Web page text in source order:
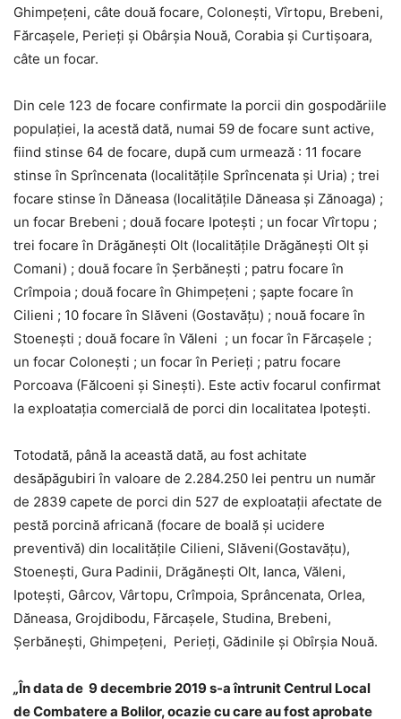
Ghimpețeni, câte două focare, Coloneşti, Vîrtopu, Brebeni,
Fărcașele, Perieți și Obârșia Nouă, Corabia și Curtișoara,
câte un focar.
Din cele 123 de focare confirmate la porcii din gospodăriile
populaţiei, la acestă dată, numai 59 de focare sunt active,
fiind stinse 64 de focare, după cum urmează : 11 focare
stinse în Sprîncenata (localităţile Sprîncenata şi Uria) ; trei
focare stinse în Dăneasa (localităţile Dăneasa şi Zănoaga) ;
un focar Brebeni ; două focare Ipoteşti ; un focar Vîrtopu ;
trei focare în Drăgăneşti Olt (localităţile Drăgăneşti Olt şi
Comani) ; două focare în Şerbăneşti ; patru focare în
Crîmpoia ; două focare în Ghimpeţeni ; șapte focare în
Cilieni ; 10 focare în Slăveni (Gostavăţu) ; nouă focare în
Stoeneşti ; două focare în Văleni ; un focar în Fărcaşele ;
un focar Coloneşti ; un focar în Perieţi ; patru focare
Porcoava (Fălcoeni şi Sineşti). Este activ focarul confirmat
la exploataţia comercială de porci din localitatea Ipoteşti.
Totodată, până la această dată, au fost achitate
desăpăgubiri în valoare de 2.284.250 lei pentru un număr
de 2839 capete de porci din 527 de exploataţii afectate de
pestă porcină africană (focare de boală şi ucidere
preventivă) din localităţile Cilieni, Slăveni(Gostavăţu),
Stoeneşti, Gura Padinii, Drăgăneşti Olt, Ianca, Văleni,
Ipoteşti, Gârcov, Vârtopu, Crîmpoia, Sprâncenata, Orlea,
Dăneasa, Grojdibodu, Fărcașele, Studina, Brebeni,
Șerbănești, Ghimpețeni, Perieți, Gădinile și Obîrşia Nouă.
„În data de 9 decembrie 2019 s-a întrunit Centrul Local
de Combatere a Bolilor, ocazie cu care au fost aprobate